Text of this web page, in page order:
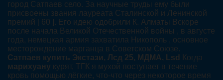
город Сатпаев село. За научные труды ему были
присвоены звания лауреата Сталинской и Ленинской
премий [ 60 ]. Его идею одобрили К. Алматы Вскоре
после начала Великой Отечественной войны , в августе
года, немецкая армия захватила Никополь , основное
месторождение марганца в Советском Союзе.
Сатпаев купить Экстази, Лсд 25, МДМА, Lsd
Когда
марихуану курят, ТГК я мухой поступает в течение
кровь помощью лёгкие, что-что через некоторое время